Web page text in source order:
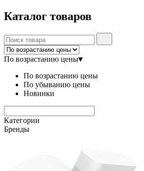
Каталог товаров
По возрастанию цены▾
По возрастанию цены
По убыванию цены
Новинки
Категории
Бренды